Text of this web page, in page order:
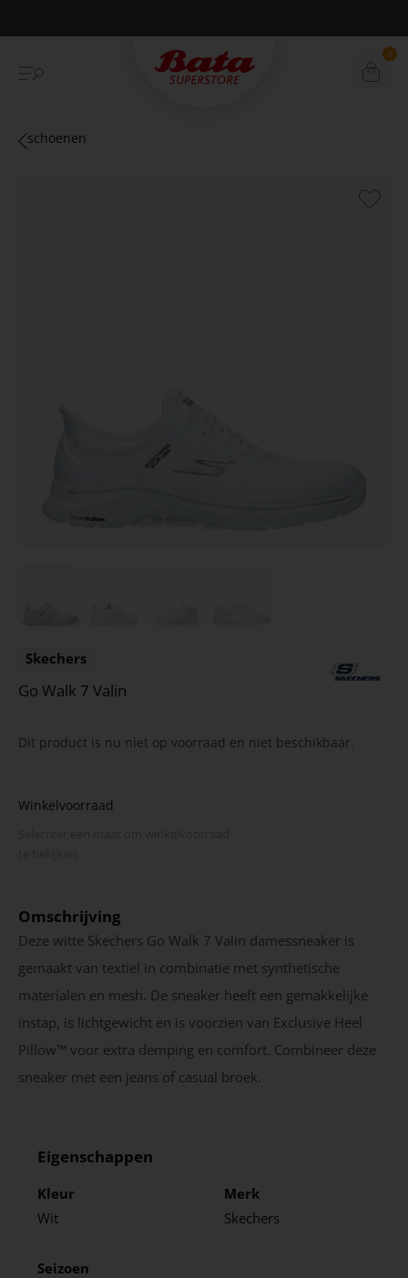
Betaal achteraf met Klarna 0
schoenen
Skechers
Go Walk 7 Valin
Dit product is nu niet op voorraad en niet beschikbaar.
Winkelvoorraad
Omschrijving
Deze witte Skechers Go Walk 7 Valin damessneaker is
gemaakt van textiel in combinatie met synthetische
materialen en mesh. De sneaker heeft een gemakkelijke
instap, is lichtgewicht en is voorzien van Exclusive Heel
Pillow™ voor extra demping en comfort. Combineer deze
sneaker met een jeans of casual broek.
Eigenschappen
Kleur
Wit
Merk
Skechers
Seizoen